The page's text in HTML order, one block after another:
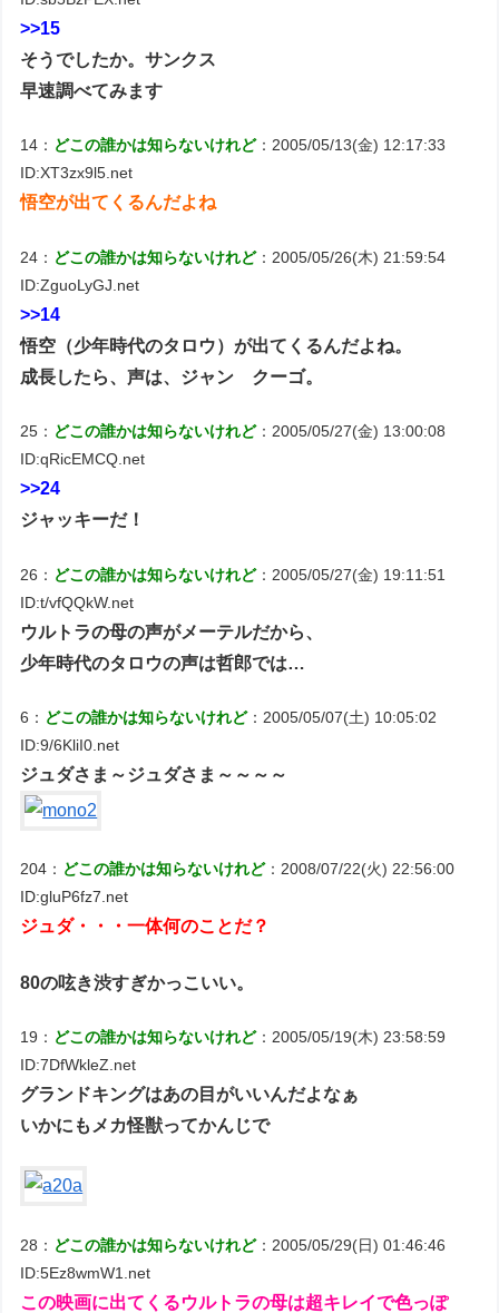
>>15
そうでしたか。サンクス
早速調べてみます
14： どこの誰かは知らないけれど：2005/05/13(金) 12:17:33
ID:XT3zx9l5.net
悟空が出てくるんだよね
24： どこの誰かは知らないけれど：2005/05/26(木) 21:59:54
ID:ZguoLyGJ.net
>>14
悟空（少年時代のタロウ）が出てくるんだよね。
成長したら、声は、ジャン クーゴ。
25： どこの誰かは知らないけれど：2005/05/27(金) 13:00:08
ID:qRicEMCQ.net
>>24
ジャッキーだ！
26： どこの誰かは知らないけれど：2005/05/27(金) 19:11:51
ID:t/vfQQkW.net
ウルトラの母の声がメーテルだから、
少年時代のタロウの声は哲郎では…
6： どこの誰かは知らないけれど：2005/05/07(土) 10:05:02
ID:9/6KliI0.net
ジュダさま～ジュダさま～～～～
204： どこの誰かは知らないけれど：2008/07/22(火) 22:56:00
ID:gluP6fz7.net
ジュダ・・・一体何のことだ？
80の呟き渋すぎかっこいい。
19： どこの誰かは知らないけれど：2005/05/19(木) 23:58:59
ID:7DfWkleZ.net
グランドキングはあの目がいいんだよなぁ
いかにもメカ怪獣ってかんじで
28： どこの誰かは知らないけれど：2005/05/29(日) 01:46:46
ID:5Ez8wmW1.net
この映画に出てくるウルトラの母は超キレイで色っぽ